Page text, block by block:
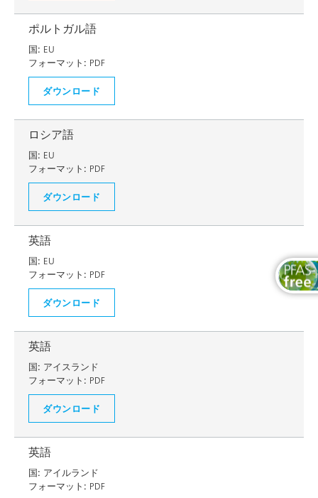
ポルトガル語
国: EU
フォーマット: PDF
ダウンロード
ロシア語
国: EU
フォーマット: PDF
ダウンロード
英語
国: EU
フォーマット: PDF
ダウンロード
英語
国: アイスランド
フォーマット: PDF
ダウンロード
英語
国: アイルランド
フォーマット: PDF